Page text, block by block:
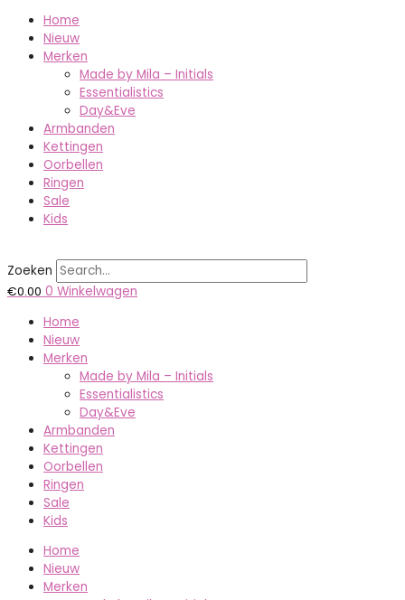
Home
Nieuw
Merken
Made by Mila – Initials
Essentialistics
Day&Eve
Armbanden
Kettingen
Oorbellen
Ringen
Sale
Kids
Zoeken
€0.00 0 Winkelwagen
Home
Nieuw
Merken
Made by Mila – Initials
Essentialistics
Day&Eve
Armbanden
Kettingen
Oorbellen
Ringen
Sale
Kids
Home
Nieuw
Merken